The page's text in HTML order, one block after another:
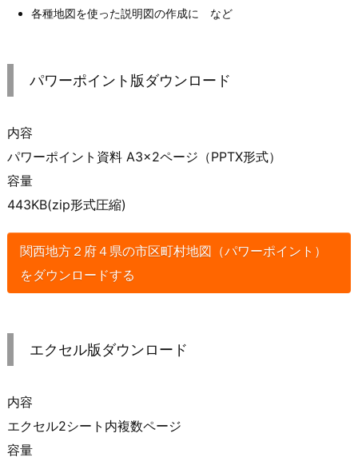
各種地図を使った説明図の作成に など
パワーポイント版ダウンロード
内容
パワーポイント資料 A3×2ページ（PPTX形式）
容量
443KB(zip形式圧縮)
関西地方２府４県の市区町村地図（パワーポイント）
をダウンロードする
エクセル版ダウンロード
内容
エクセル2シート内複数ページ
容量